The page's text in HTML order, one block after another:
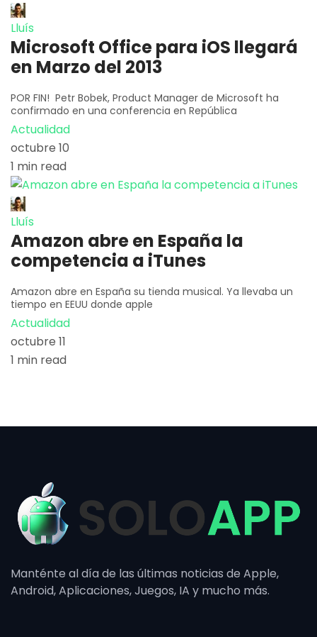
Lluís
Microsoft Office para iOS llegará
en Marzo del 2013
POR FIN! Petr Bobek, Product Manager de Microsoft ha
confirmado en una conferencia en República
Actualidad
octubre 10
1 min read
Lluís
Amazon abre en España la
competencia a iTunes
Amazon abre en España su tienda musical. Ya llevaba un
tiempo en EEUU donde apple
Actualidad
octubre 11
1 min read
Manténte al día de las últimas noticias de Apple,
Android, Aplicaciones, Juegos, IA y mucho más.